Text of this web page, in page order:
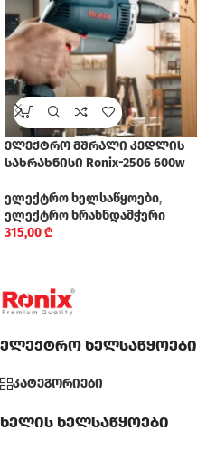
ელექტრო მშრალი კედლის
სახრახნისი Ronix-2506 600w
ელექტრო ხელსაწყოები,
ელექტრო ხრახნდამჭერი
315,00₾
ელექტრო ხელსაწყოები
კატეგორიები
ხელის ხელსაწყოები